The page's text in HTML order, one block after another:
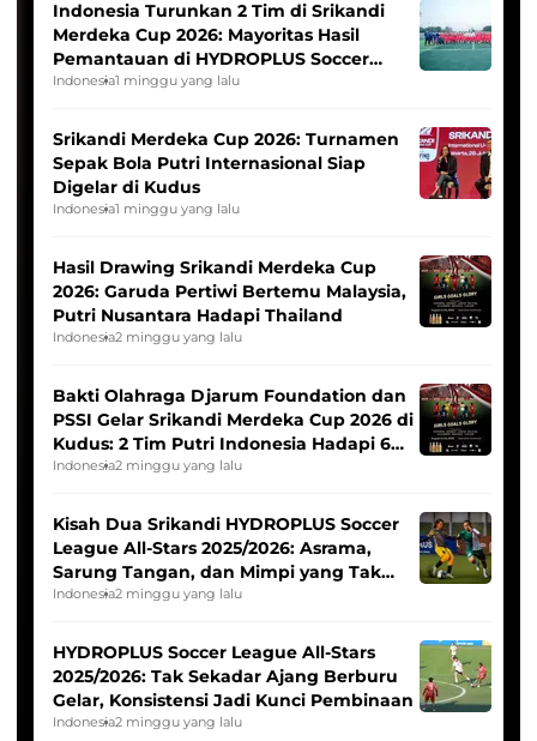
Indonesia Turunkan 2 Tim di Srikandi
Merdeka Cup 2026: Mayoritas Hasil
Pemantauan di HYDROPLUS Soccer
League
Indonesia1 minggu yang lalu
Srikandi Merdeka Cup 2026: Turnamen
Sepak Bola Putri Internasional Siap
Digelar di Kudus
Indonesia1 minggu yang lalu
Hasil Drawing Srikandi Merdeka Cup
2026: Garuda Pertiwi Bertemu Malaysia,
Putri Nusantara Hadapi Thailand
Indonesia2 minggu yang lalu
Bakti Olahraga Djarum Foundation dan
PSSI Gelar Srikandi Merdeka Cup 2026 di
Kudus: 2 Tim Putri Indonesia Hadapi 6
Tim Asia
Indonesia2 minggu yang lalu
Kisah Dua Srikandi HYDROPLUS Soccer
League All-Stars 2025/2026: Asrama,
Sarung Tangan, dan Mimpi yang Tak
Pernah Padam
Indonesia2 minggu yang lalu
HYDROPLUS Soccer League All-Stars
2025/2026: Tak Sekadar Ajang Berburu
Gelar, Konsistensi Jadi Kunci Pembinaan
Indonesia2 minggu yang lalu